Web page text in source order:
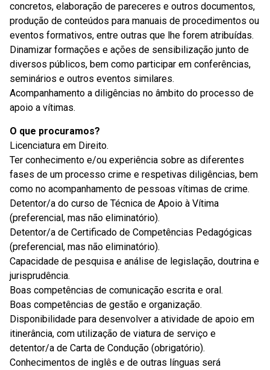
concretos, elaboração de pareceres e outros documentos,
produção de conteúdos para manuais de procedimentos ou
eventos formativos, entre outras que lhe forem atribuídas.
Dinamizar formações e ações de sensibilização junto de
diversos públicos, bem como participar em conferências,
seminários e outros eventos similares.
Acompanhamento a diligências no âmbito do processo de
apoio a vítimas.
O que procuramos?
Licenciatura em Direito.
Ter conhecimento e/ou experiência sobre as diferentes
fases de um processo crime e respetivas diligências, bem
como no acompanhamento de pessoas vítimas de crime.
Detentor/a do curso de Técnica de Apoio à Vítima
(preferencial, mas não eliminatório).
Detentor/a de Certificado de Competências Pedagógicas
(preferencial, mas não eliminatório).
Capacidade de pesquisa e análise de legislação, doutrina e
jurisprudência.
Boas competências de comunicação escrita e oral.
Boas competências de gestão e organização.
Disponibilidade para desenvolver a atividade de apoio em
itinerância, com utilização de viatura de serviço e
detentor/a de Carta de Condução (obrigatório).
Conhecimentos de inglês e de outras línguas será